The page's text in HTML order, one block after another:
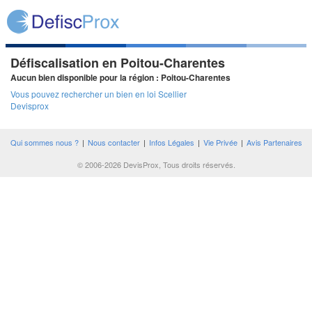
Défiscalisation en Poitou-Charentes
Aucun bien disponible pour la région : Poitou-Charentes
Vous pouvez rechercher un bien en loi Scellier
Devisprox
Qui sommes nous ? | Nous contacter | Infos Légales | Vie Privée | Avis Partenaires
© 2006-2026 DevisProx, Tous droits réservés.